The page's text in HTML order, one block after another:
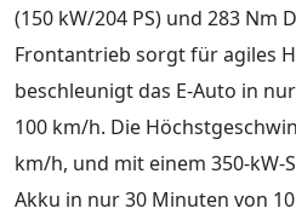
(150 kW/204 PS) und 283 Nm
Frontantrieb sorgt für agiles
beschleunigt das E-Auto in
100 km/h. Die
km/h, und mit einem 350-kW-
Akku in nur 30 Minuten von